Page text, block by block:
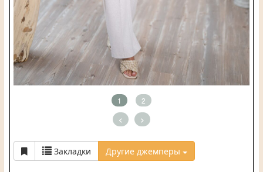
1 2
< >
Закладки Другие джемперы